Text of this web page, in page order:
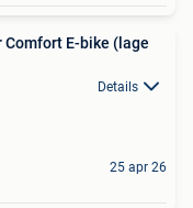
Comfort E-bike (lage
Details
25 apr 26